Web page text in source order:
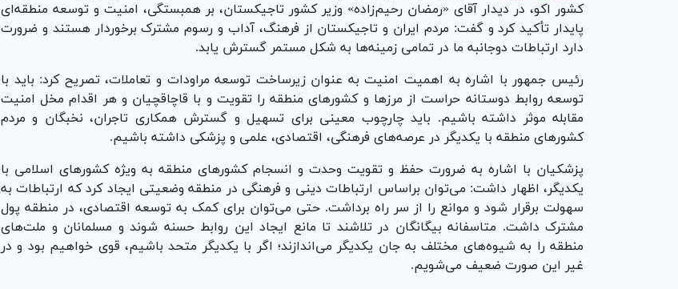
کشور اکو، در دیدار آقای «رمضان رحیم‌زاده» وزیر کشور تاجیکستان، بر همبستگی، امنیت و توسعه منطقه‌ای
پایدار تأکید کرد و گفت: مردم ایران و تاجیکستان از فرهنگ، آداب و رسوم مشترک برخوردار هستند و ضرورت
دارد ارتباطات دوجانبه ما در تمامی زمینه‌ها به شکل مستمر گسترش یابد.
رئیس جمهور با اشاره به اهمیت امنیت به عنوان زیرساخت توسعه مراودات و تعاملات، تصریح کرد: باید با
توسعه روابط دوستانه حراست از مرز‌ها و کشور‌های منطقه را تقویت و با قاچاقچیان و هر اقدام مخل امنیت
مقابله موثر داشته باشیم. باید چارچوب معینی برای تسهیل و گسترش همکاری تاجران، نخبگان و مردم
کشور‌های منطقه با یکدیگر در عرصه‌های فرهنگی، اقتصادی، علمی و پزشکی داشته باشیم.
پزشکیان با اشاره به ضرورت حفظ و تقویت وحدت و انسجام کشور‌های منطقه به ویژه کشور‌های اسلامی با
یکدیگر، اظهار داشت: می‌توان براساس ارتباطات دینی و فرهنگی در منطقه وضعیتی ایجاد کرد که ارتباطات به
سهولت برقرار شود و موانع را از سر راه برداشت. حتی می‌توان برای کمک به توسعه اقتصادی، در منطقه پول
مشترک داشت. متاسفانه بیگانگان در تلاشند تا مانع ایجاد این روابط حسنه شوند و مسلمانان و ملت‌های
منطقه را به شیوه‌های مختلف به جان یکدیگر می‌اندازند؛ اگر با یکدیگر متحد باشیم، قوی خواهیم بود و در
غیر این صورت ضعیف می‌شویم.